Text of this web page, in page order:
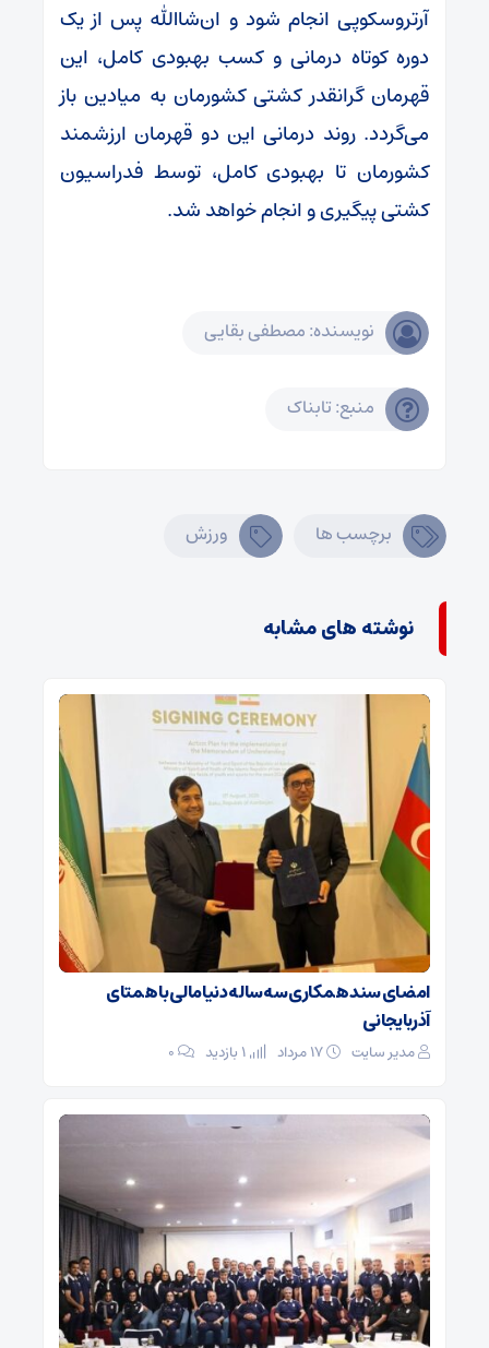
آرتروسکوپی انجام شود و ان‌شاالله پس از یک
دوره کوتاه درمانی و کسب بهبودی کامل، این
قهرمان گرانقدر کشتی کشورمان به میادین باز
می‌گردد. روند درمانی این دو قهرمان ارزشمند
کشورمان تا بهبودی کامل، توسط فدراسیون
کشتی پیگیری و انجام خواهد شد.
نویسنده: مصطفی بقایی
منبع: تابناک
برچسب ها ورزش
نوشته های مشابه
امضای سند همکاری سه‌ساله دنیامالی با همتای
آذربایجانی
مدیر سایت ۰